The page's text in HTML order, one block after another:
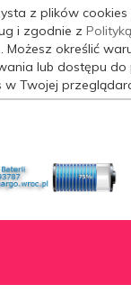
z plików cookies
i zgodnie z
. Możesz określić
lub dostępu do
w Twojej